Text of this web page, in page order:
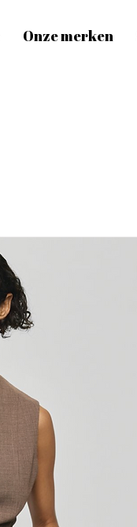
Onze merken